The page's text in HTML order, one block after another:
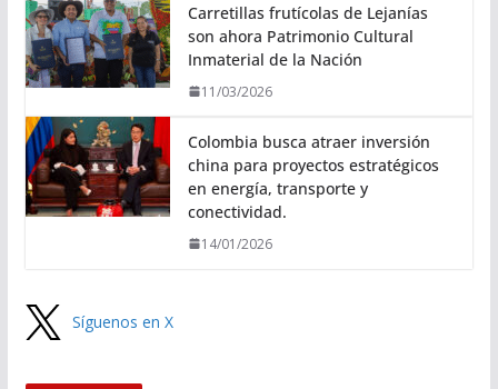
Carretillas frutícolas de Lejanías
son ahora Patrimonio Cultural
Inmaterial de la Nación
11/03/2026
Colombia busca atraer inversión
china para proyectos estratégicos
en energía, transporte y
conectividad.
14/01/2026
Síguenos en X